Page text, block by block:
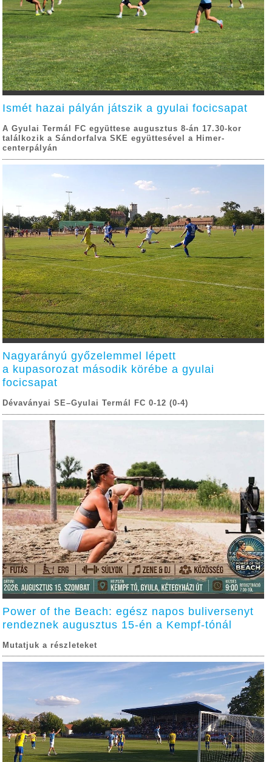
Ismét hazai pályán játszik a gyulai focicsapat
A Gyulai Termál FC együttese augusztus 8-án 17.30-kor
találkozik a Sándorfalva SKE együttesével a Himer-
centerpályán
Nagyarányú győzelemmel lépett
a kupasorozat második körébe a gyulai
focicsapat
Dévaványai SE–Gyulai Termál FC 0-12 (0-4)
Power of the Beach: egész napos buliversenyt
rendeznek augusztus 15-én a Kempf-tónál
Mutatjuk a részleteket